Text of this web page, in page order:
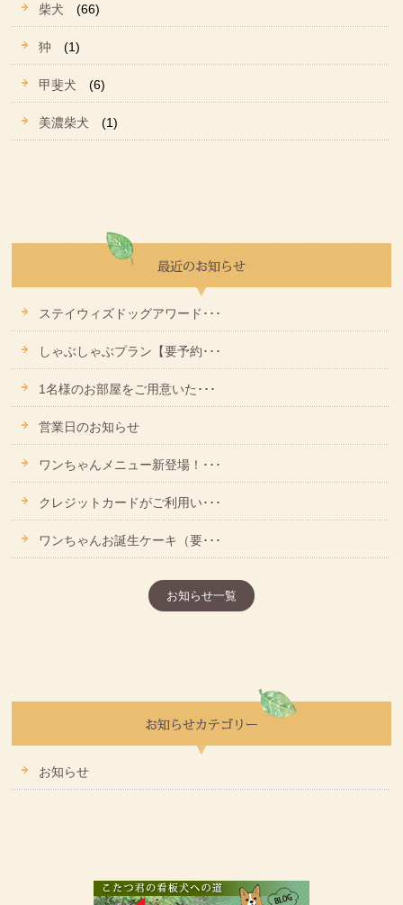
柴犬 (66)
狆 (1)
甲斐犬 (6)
美濃柴犬 (1)
ステイウィズドッグアワード･･･
しゃぶしゃぶプラン【要予約･･･
1名様のお部屋をご用意いた･･･
営業日のお知らせ
ワンちゃんメニュー新登場！･･･
クレジットカードがご利用い･･･
ワンちゃんお誕生ケーキ（要･･･
お知らせ一覧
お知らせ